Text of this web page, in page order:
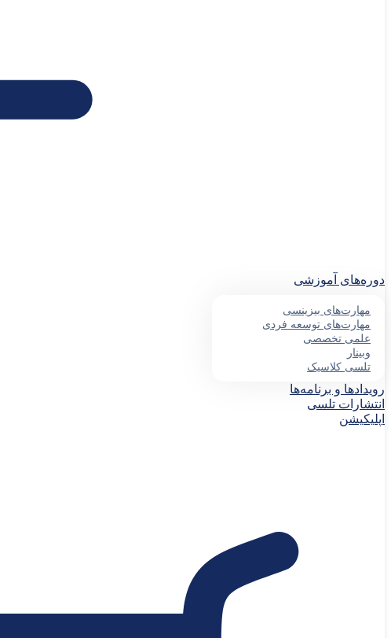
دوره‌های آموزشی
مهارت‌های بیزینسی
مهارت‌های توسعه فردی
علمی تخصصی
وبینار
تلسی کلاسیک
رویدادها و برنامه‌ها
انتشارات تلسی
اپلیکیشن